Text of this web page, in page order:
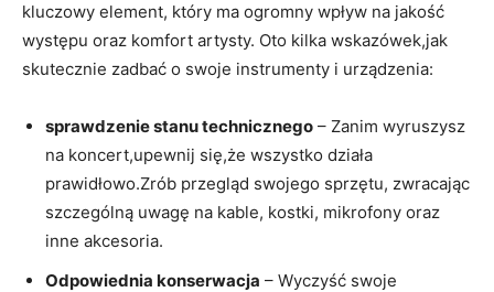
kluczowy element, który ma ogromny wpływ na jakość
występu oraz komfort artysty. Oto kilka wskazówek,jak
skutecznie zadbać o swoje instrumenty i urządzenia:
sprawdzenie stanu technicznego – Zanim wyruszysz
na koncert,upewnij się,że wszystko działa
prawidłowo.Zrób przegląd swojego sprzętu, zwracając
szczególną uwagę na kable, kostki, mikrofony oraz
inne akcesoria.
Odpowiednia konserwacja – Wyczyść swoje